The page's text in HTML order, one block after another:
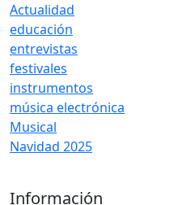
Actualidad
educación
entrevistas
festivales
instrumentos
música electrónica
Musical
Navidad 2025
Información